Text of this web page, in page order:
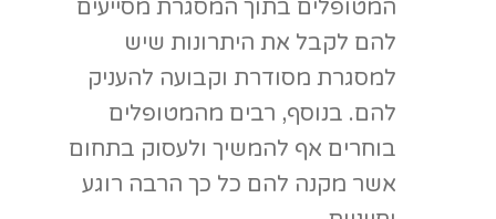
עבור האוכלוסיה בה הם מטפלים.